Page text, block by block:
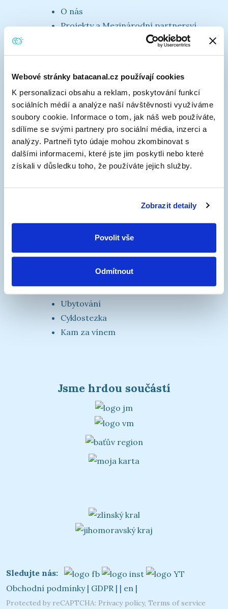
Webové stránky batacanal.cz používají cookies
K personalizaci obsahu a reklam, poskytování funkcí
sociálních médií a analýze naší návštěvnosti využíváme
soubory cookie. Informace o tom, jak náš web používáte,
sdílíme se svými partnery pro sociální média, inzerci a
analýzy. Partneři tyto údaje mohou zkombinovat s
dalšími informacemi, které jste jim poskytli nebo které
získali v důsledku toho, že používáte jejich služby.
Zobrazit detaily
Povolit vše
Odmítnout
O nás
Projekty a Mezinárodní partnersví
3k platforma
Kontakty
Vodní cesta
Pravidla plavby
Mapa
Mobilní aplikace
Hlášení závad
Přístavy (a přístaviště)
Turistické informace
Lodní lístky »
Kalendář akcí »
Ubytování
Cyklostezka
Kam za vínem
Jsme hrdou součástí
Sledujte nás:
Obchodní podmínky| GDPR | | en |
Protected by reCAPTCHA: Privacy policy, Terms of service